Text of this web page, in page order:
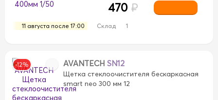
11 августа после 17:00 Склад 1
470 ₽
-12% AVANTECH SN12
Щетка стеклоочистителя бескаркасная
smart neo 300 мм 12